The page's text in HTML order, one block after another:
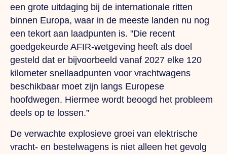
een grote uitdaging bij de internationale ritten
binnen Europa, waar in de meeste landen nu nog
een tekort aan laadpunten is. "Die recent
goedgekeurde AFIR-wetgeving heeft als doel
gesteld dat er bijvoorbeeld vanaf 2027 elke 120
kilometer snellaadpunten voor vrachtwagens
beschikbaar moet zijn langs Europese
hoofdwegen. Hiermee wordt beoogd het probleem
deels op te lossen.”
De verwachte explosieve groei van elektrische
vracht- en bestelwagens is niet alleen het gevolg